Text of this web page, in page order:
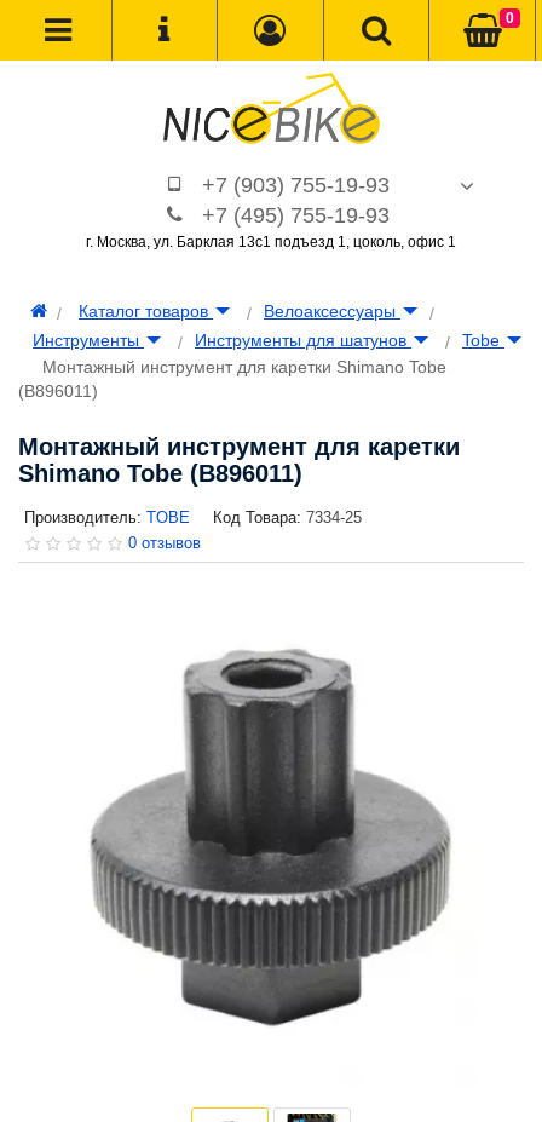
+7 (903) 755-19-93
+7 (495) 755-19-93
г. Москва, ул. Барклая 13с1 подъезд 1, цоколь, офис 1
0
Каталог товаров
Велоаксессуары
Инструменты
Инструменты для шатунов
Tobe
Монтажный инструмент для каретки Shimano Tobe
(B896011)
Монтажный инструмент для каретки
Shimano Tobe (B896011)
Производитель: TOBE Код Товара: 7334-25
0 отзывов